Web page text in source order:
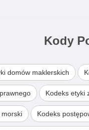
Kody
domów maklerskich
Kodeks etyki
morski Kodeks